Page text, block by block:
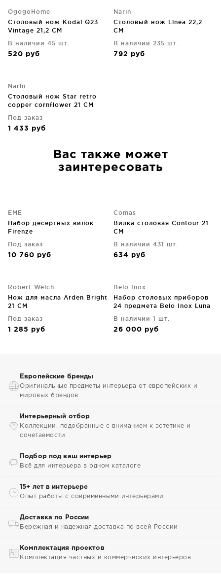
OgogoHome
Столовый нож Kodai Q23
Vintage 21,2 CM
В наличии 45 шт.
520 руб
Narin
Столовый нож Linea 22,2
CM
В наличии 235 шт.
792 руб
Narin
Столовый нож Star retro
copper cornflower 21 CM
Под заказ
1 433 руб
Вас также может
заинтересовать
EME
Набор десертных вилок
Firenze
Под заказ
10 760 руб
Comas
Вилка столовая Contour 21
CM
В наличии 431 шт.
634 руб
Robert Welch
Нож для масла Arden Bright
21 CM
Под заказ
1 285 руб
Belo Inox
Набор столовых приборов
24 предмета Belo Inox Luna
В наличии 1 шт.
26 000 руб
Европейские бренды
Оригинальные предметы интерьера от европейских и
мировых брендов
Интерьерный отбор
Коллекции, подобранные с вниманием к эстетике и
сочетаемости
Подбор под ваш интерьер
Всё для интерьера в одном каталоге
15+ лет в интерьере
Опыт работы с современными интерьерами
Доставка по России
Бережная и надежная доставка по всей России
Комплектация проектов
Комплектация частных и коммерческих интерьеров